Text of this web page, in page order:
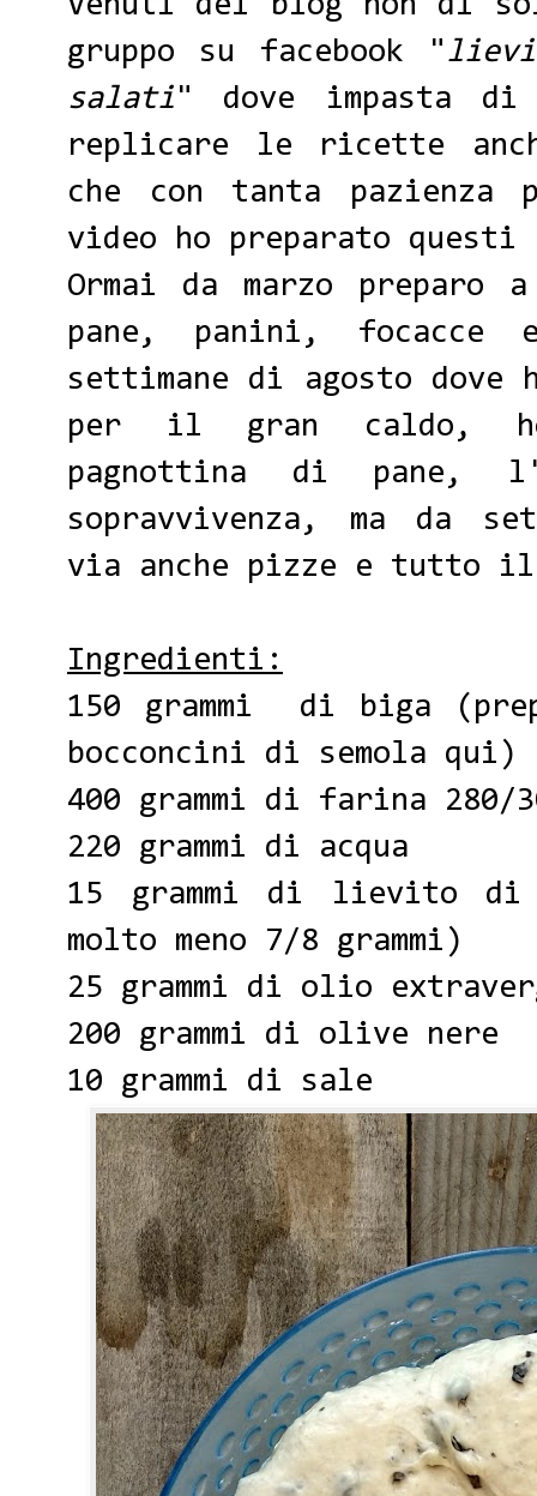
gruppo su facebook "
salati" dove impasta
replicare le ricette
che con tanta pazienza
video ho preparato
Ormai da marzo
pane, panini, focacce
settimane di agosto dove
per il gran caldo,
pagnottina di pane,
sopravvivenza, ma da
via anche pizze e tutto
Ingredienti:
150 grammi di biga
bocconcini di semola qui )
400 grammi di farina 280/
220 grammi di acqua
15 grammi di lievito
molto meno 7/8 grammi)
25 grammi di olio
200 grammi di olive nere
10 grammi di sale